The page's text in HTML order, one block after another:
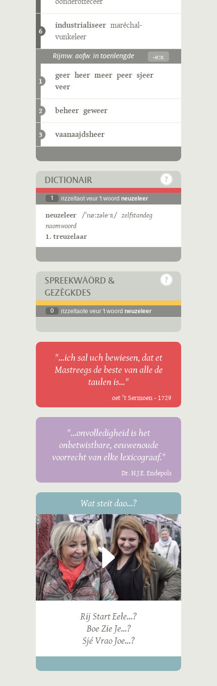
6
industrialiseer maréchal-
vunkeleer
Rijmw. aofw. in toenlengde -eːʀ
1
geer heer meer peer sjeer
veer
2 beheer geweer
3 vaanaajdsheer
DICTIONAIR
1 rizzeltaot veur 't woord neuzeleer
neuzeleer /ˈnøːzəleˑʀ/ zelfstandeg
naomwoord
1. treuzelaar
SPREEKWÄÖRD &
GEZÈGKDES
0 rizzeltaote veur 't woord neuzeleer
"...ich sal uch bewiesen, dat et
Mastreegs de beste van alle de
taulen is..."
oet 't Sermoen - 1729
"...onvolledigheid is het
onbetwistbare, eeuwenoude
voorrecht van elke lexicograaf."
Dr. H.J.E. Endepols
Wat steit dao...?
Rij Start Eele...?
Boe Zie Je...?
Sjé Vrao Joe...?